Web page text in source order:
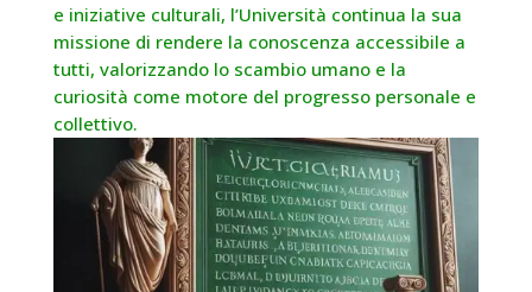
e iniziative culturali, l’Università continua la sua
missione di rendere la conoscenza accessibile a
tutti, valorizzando lo scambio umano e la
curiosità come motore del progresso personale e
collettivo.